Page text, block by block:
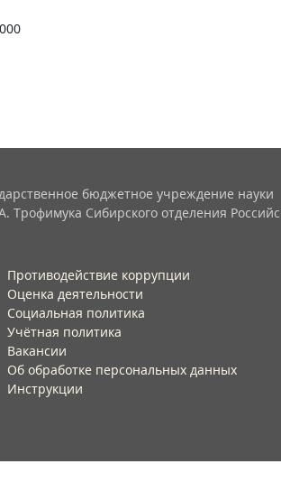
бюджетное учреждение науки
Трофимука Сибирского отделения
Противодействие коррупции
Оценка деятельности
Социальная политика
Учётная политика​
Вакансии​
Об обработке персональных данных​
Инструкции​